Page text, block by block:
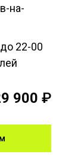
на-
22-00
900 ₽